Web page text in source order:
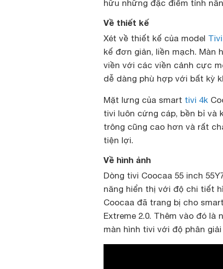
hữu những đặc điểm tính
Về thiết kế
Xét về thiết kế của model
kế đơn giản, liền mạch. Màn
viền với các viền cảnh cực
dễ dàng phù hợp với bất kỳ
Mặt lưng của smart tivi 4k
tivi luôn cứng cáp, bền bỉ và
trông cũng cao hơn và rất
tiện lợi.
Về hình ảnh
Dòng tivi Coocaa 55 inch
năng hiển thị với độ chi tiết
Coocaa đã trang bị cho
Extreme 2.0. Thêm vào đó là
màn hình tivi với độ phân